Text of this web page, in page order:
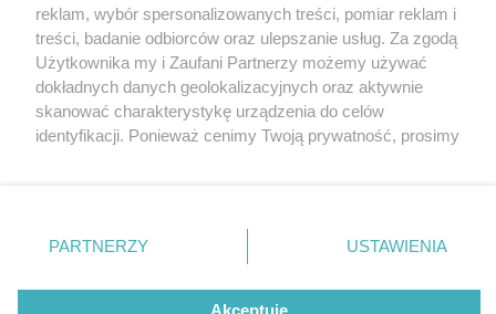
Nie zapomnij
zapoznać się z:
polityką prywatności regulamin korzystania z portali
Twojemiasto
Piekary Śląskie
Chorzów
Tarnowskie Góry
Gliwice
Skontakuj sięz nami
Kontakt
Wydawca
Redakcja
reklam, wybór spersonalizowanych treści, pomiar reklam i
treści, badanie odbiorców oraz ulepszanie usług. Za zgodą
Użytkownika my i Zaufani Partnerzy możemy używać
dokładnych danych geolokalizacyjnych oraz aktywnie
skanować charakterystykę urządzenia do celów
identyfikacji. Ponieważ cenimy Twoją prywatność, prosimy
prywatności znajdujący się w lewym dolnym rogu strony
. Niektóre rodzaje przetwarzania danych nie wymagają
zgody użytkownika, ale masz prawo sprzeciwić się
takiemu przetwarzaniu. Preferencje będą miały
PARTNERZY USTAWIENIA
Akceptuję